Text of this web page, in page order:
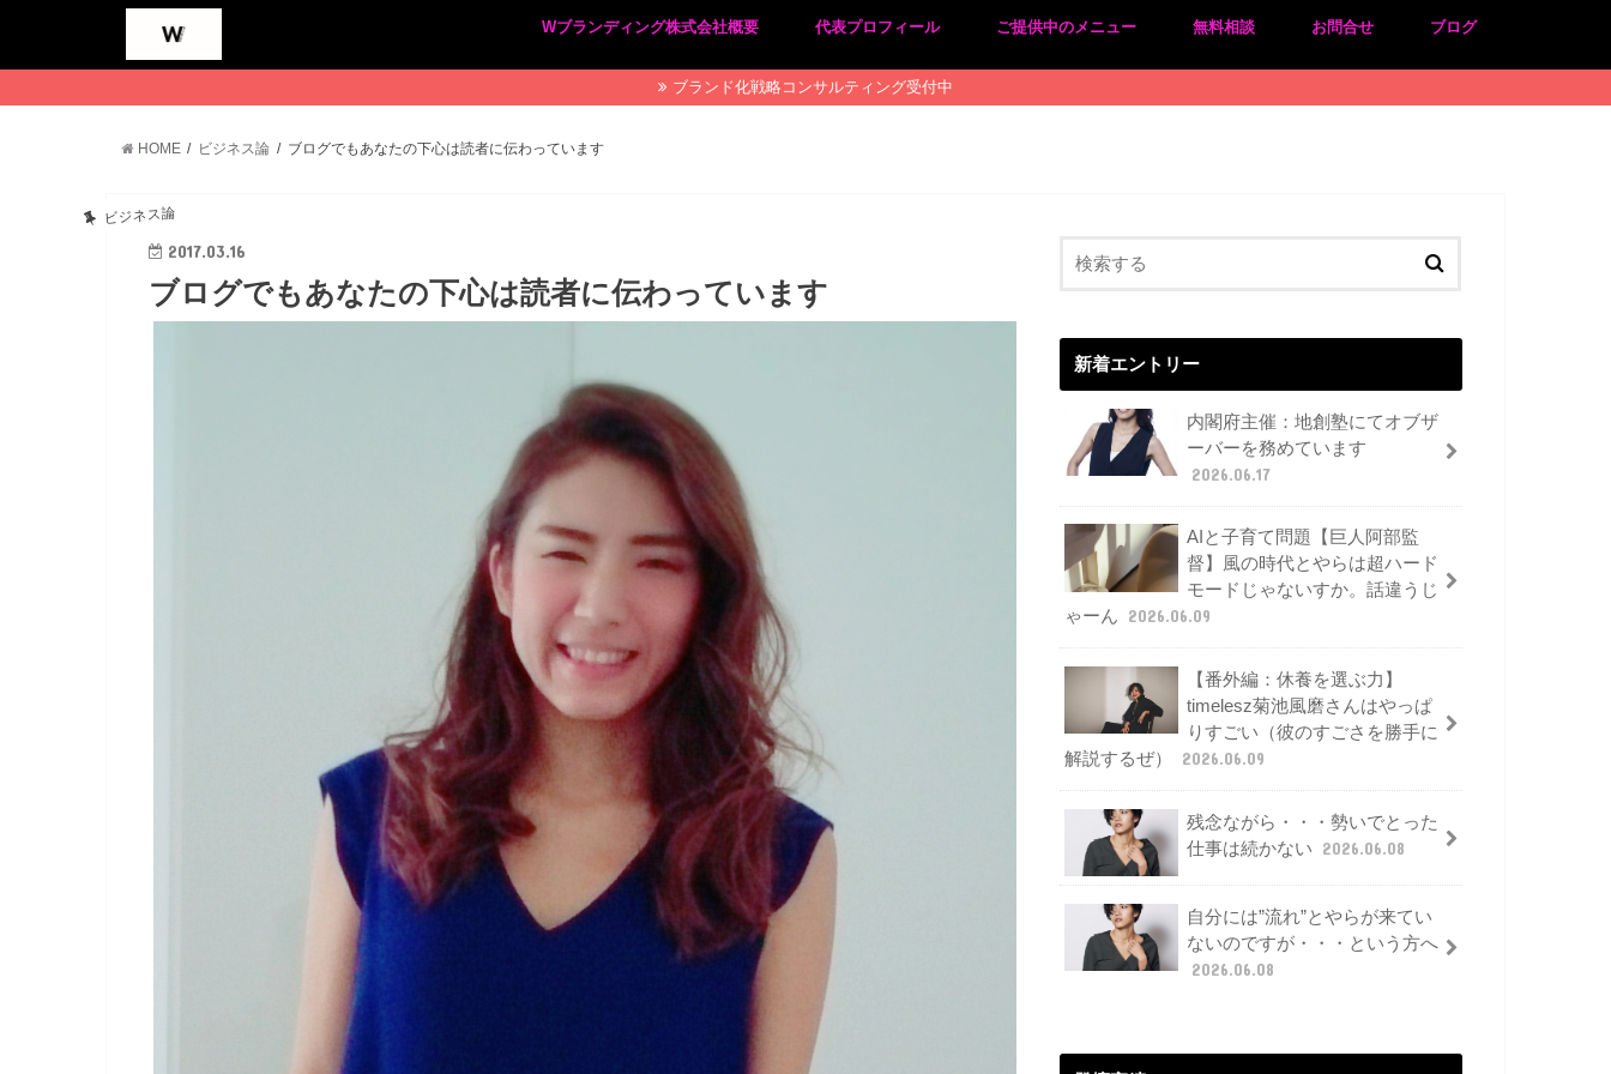
Wブランディング株式会社概要
プライバシーポリシー
特定商取引法に基づく表記
代表プロフィール ご提供中のメニュー 無料相談 お問合せ ブログ
ブランド化戦略コンサルティング受付中
HOME ビジネス論 ブログでもあなたの下心は読者に伝わっています
ビジネス論
2017.03.16
ブログでもあなたの下心は読者に伝わっています
新着エントリー
内閣府主催：地創塾にてオブザ
ーバーを務めています
2026.06.17
AIと子育て問題【巨人阿部監
督】風の時代とやらは超ハード
モードじゃないすか。話違うじ
ゃーん
2026.06.09
【番外編：休養を選ぶ力】
timelesz菊池風磨さんはやっぱ
りすごい（彼のすごさを勝手に
解説するぜ）
2026.06.09
残念ながら・・・勢いでとった
仕事は続かない
2026.06.08
自分には”流れ”とやらが来てい
ないのですが・・・という方へ
2026.06.08